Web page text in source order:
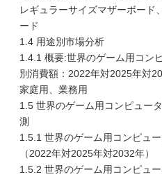
レギュラーサイズマザーボード
ード
1.4 用途別市場分析
1.4.1 概要:世界のゲーム用コン
別消費額：2022年対2025年対
家庭用、業務用
1.5 世界のゲーム用コンピュー
測
1.5.1 世界のゲーム用コンピュ
（2022年対2025年対2032年）
1.5.2 世界のゲーム用コンピュ